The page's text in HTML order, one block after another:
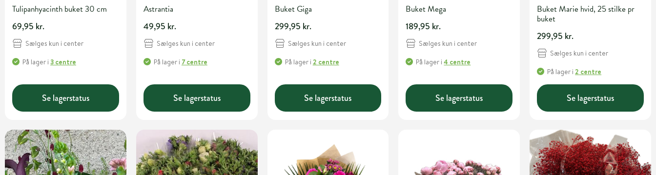
Tulipanhyacinth buket 30 cm
69,95 kr.
Sælges kun i center
På lager i 3 centre
Se lagerstatus
Astrantia
49,95 kr.
Sælges kun i center
På lageri 7 centre
Se lagerstatus
Buket Giga
299,95 kr.
Sælges kun i center
På lageri 2 centre
Se lagerstatus
Buket Mega
189,95 kr.
Sælges kun i center
På lager i4 centre
Se lagerstatus
Buket Marie hvid, 25 stilke pr
buket
299,95 kr.
Sælges kun i center
På lager i2 centre
Se lagerstatus